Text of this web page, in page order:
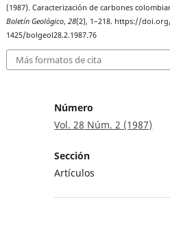
(1987). Caracterización de carbones
Boletín Geológico,28(2), 1–218. https://
1425/bolgeol28.2.1987.76
Más formatos de cita
Número
Vol. 28 Núm. 2 (1987)
Sección
Artículos